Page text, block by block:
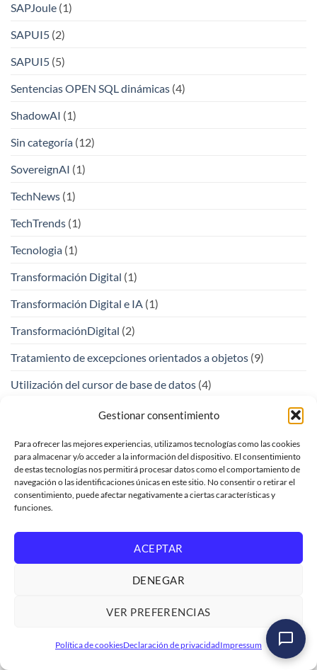
Gestionar consentimiento
Para ofrecer las mejores experiencias, utilizamos tecnologías como las cookies
para almacenar y/o acceder a la información del dispositivo. El consentimiento
de estas tecnologías nos permitirá procesar datos como el comportamiento de
navegación o las identificaciones únicas en este sitio. No consentir o retirar el
consentimiento, puede afectar negativamente a ciertas características y
funciones.
ACEPTAR
DENEGAR
VER PREFERENCIAS
Política de cookiesDeclaración de privacidadImpressum
SAPJoule (1)
SAPUI5 (2)
SAPUI5 (5)
Sentencias OPEN SQL dinámicas (4)
ShadowAI (1)
Sin categoría (12)
SovereignAI (1)
TechNews (1)
TechTrends (1)
Tecnologia (1)
Transformación Digital (1)
Transformación Digital e IA (1)
TransformaciónDigital (2)
Tratamiento de excepciones orientados a objetos (9)
Utilización del cursor de base de datos (4)
Vistas Básicas
(3)
Vistas intermedias y de consumo(4)
Visual Cloud Functions(1)
ARCHIVOS